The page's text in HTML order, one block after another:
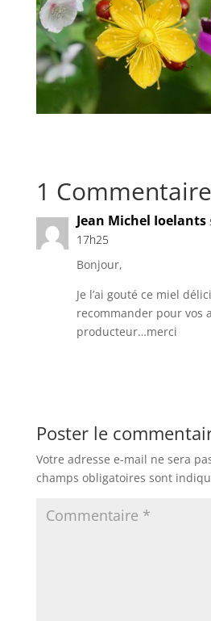
1 Commentaire
Jean Michel Ioelants
17h25
Bonjour,
Je l’ai gouté ce miel
recommander pour vos
producteur…merci
Poster le
Votre adresse e-mail ne sera
champs obligatoires sont